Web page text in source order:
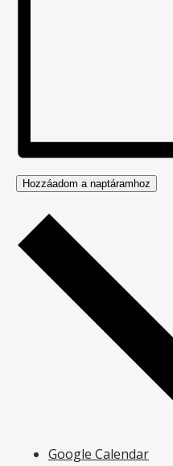
Hozzáadom a naptáramhoz
Google Calendar